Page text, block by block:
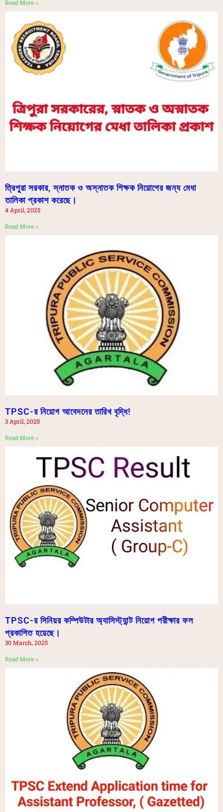
Read More »
ত্রিপুরা সরকার, স্নাতক ও অস্নাতক শিক্ষক নিয়োগের জন্য মেধা
তালিকা প্রকাশ করেছে।
4 April, 2025
Read More »
TPSC-র নিয়োগ আবেদনের তারিখ বৃদ্ধি!
3 April, 2025
Read More »
TPSC-র সিনিয়র কম্পিউটার অ্যাসিস্ট্যান্ট নিয়োগ পরীক্ষার ফল
প্রকাশিত হয়েছে।
30 March, 2025
Read More »